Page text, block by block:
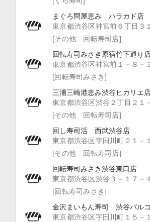
まぐろ問屋恵み ハラカド店
東京都渋谷区神宮前６丁目３
[その他 回転寿司店]
回転寿司みさき原宿竹下通り
東京都渋谷区神宮前１－８－
[回転寿司みさき]
三浦三崎港恵み渋谷ヒカリエ
東京都渋谷区渋谷２丁目２１
[その他 回転寿司店]
回し寿司活 西武渋谷店
東京都渋谷区宇田川町２１－１
[その他 回転寿司店]
回転寿司みさき渋谷東口店
東京都渋谷区渋谷３－１７－
[回転寿司みさき]
金沢まいもん寿司 渋谷パルコ
東京都渋谷区宇田川町１５－１